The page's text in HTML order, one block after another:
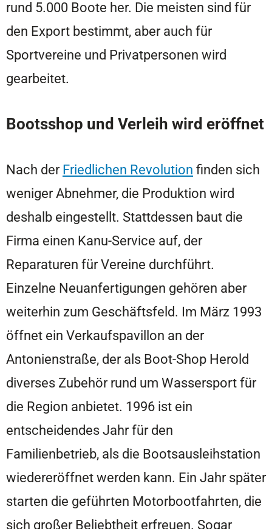
rund 5.000 Boote her. Die meisten sind für
den Export bestimmt, aber auch für
Sportvereine und Privatpersonen wird
gearbeitet.
Bootsshop und Verleih wird eröffnet
Nach derFriedlichen Revolution finden sich
weniger Abnehmer, die Produktion wird
deshalb eingestellt. Stattdessen baut die
Firma einen Kanu-Service auf, der
Reparaturen für Vereine durchführt.
Einzelne Neuanfertigungen gehören aber
weiterhin zum Geschäftsfeld. Im März 1993
öffnet ein Verkaufspavillon an der
Antonienstraße, der als Boot-Shop Herold
diverses Zubehör rund um Wassersport für
die Region anbietet. 1996 ist ein
entscheidendes Jahr für den
Familienbetrieb, als die Bootsausleihstation
wiedereröffnet werden kann. Ein Jahr später
starten die geführten Motorbootfahrten, die
sich großer Beliebtheit erfreuen. Sogar